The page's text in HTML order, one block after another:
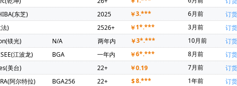
一电阻)(2) Joulwatt(杰华特)(2) SOUTHCHIP(南芯)(2) CXMT(长
AMS(艾迈斯)(1) Atmel(爱特梅尔)(1) Avago(安华高)(1)
CAVIUM INC(1) CREE(科锐)(1) C&K Components(1)
IR(国际整流器)(1) INTEL(英特尔)(1) IXYS(艾赛斯)(1)
Phoenix(菲尼克斯)(1) PULSE ELECTRONICS(1) Rubycon(红宝石)(1)
Inc(1) 3L COILS(台湾三礼)(1) SOC(赛元微)(1) Createk
东芝) 2025 ￥3.*** 6月前 订货
) 2526+ ￥1*.*** 3月前 订货
镁光) N/A 两年内 ￥3*.*** 10月前 订货
江波龙) BGA 一年内 ￥6*.*** 8月前 订货
美台) 22+ ￥0.19 7月前 订货
阿尔特拉) BGA256 22+ $8.*** 1年前 订货